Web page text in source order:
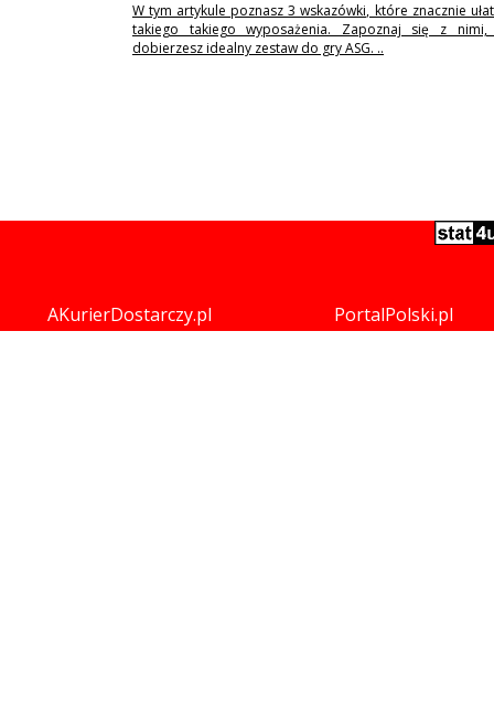
W tym artykule poznasz 3 wskazówki, które znacznie
takiego takiego wyposażenia. Zapoznaj się z
dobierzesz idealny zestaw do gry ASG. ..
AKurierDostarczy.pl PortalPolski.pl